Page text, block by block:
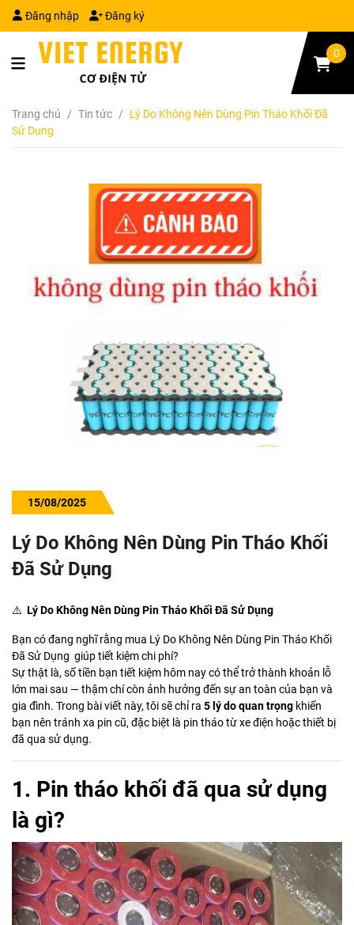
Đăng nhập Đăng ký
0
Trang chủ / Tin tức /
Lý Do Không Nên Dùng Pin Tháo Khối Đã
Sử Dụng
15/08/2025
Lý Do Không Nên Dùng Pin Tháo Khối
Đã Sử Dụng
⚠️ Lý Do Không Nên Dùng Pin Tháo Khối Đã Sử Dụng
Bạn có đang nghĩ rằng mua Lý Do Không Nên Dùng Pin Tháo Khối
Đã Sử Dụng giúp tiết kiệm chi phí?
Sự thật là, số tiền bạn tiết kiệm hôm nay có thể trở thành khoản lỗ
lớn mai sau — thậm chí còn ảnh hưởng đến sự an toàn của bạn và
gia đình. Trong bài viết này, tôi sẽ chỉ ra 5 lý do quan trọng khiến
bạn nên tránh xa pin cũ, đặc biệt là pin tháo từ xe điện hoặc thiết bị
đã qua sử dụng.
1. Pin tháo khối đã qua sử dụng
là gì?